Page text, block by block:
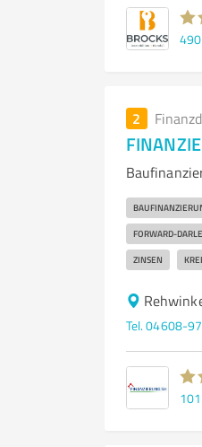
490
2
FORWARD-
ZINSEN
Tel. 04608-
101